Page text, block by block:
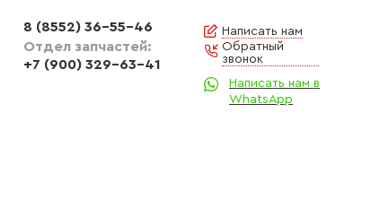
8 (8552) 36-55-46
Отдел запчастей:
+7 (900) 329-63-41
Написать нам
Обратный
звонок
Написать нам в
WhatsApp